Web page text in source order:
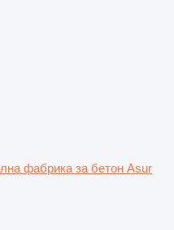
фабрика за бетон Asur